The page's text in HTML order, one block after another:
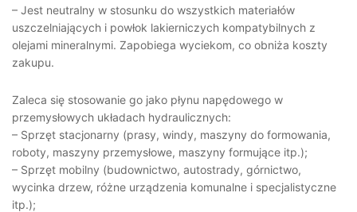
– Jest neutralny w stosunku do wszystkich materiałów
uszczelniających i powłok lakierniczych kompatybilnych z
olejami mineralnymi. Zapobiega wyciekom, co obniża koszty
zakupu.
Zaleca się stosowanie go jako płynu napędowego w
przemysłowych układach hydraulicznych:
– Sprzęt stacjonarny (prasy, windy, maszyny do formowania,
roboty, maszyny przemysłowe, maszyny formujące itp.);
– Sprzęt mobilny (budownictwo, autostrady, górnictwo,
wycinka drzew, różne urządzenia komunalne i specjalistyczne
itp.);